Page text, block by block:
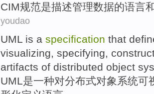
CIM规范是描述管理数据的语言
youdao
UML is a specification that
visualizing, specifying,
artifacts of distributed object
UML是一种对分布式对象 系统可